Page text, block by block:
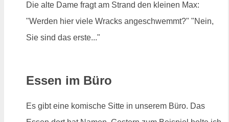
Die alte Dame fragt am Strand den kleinen Max:
"Werden hier viele Wracks angeschwemmt?" "Nein,
Sie sind das erste..."
Essen im Büro
Es gibt eine komische Sitte in unserem Büro. Das